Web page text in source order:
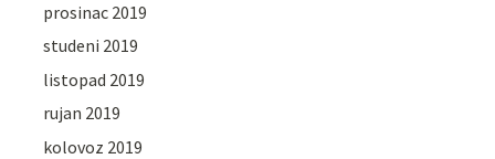
prosinac 2019
studeni 2019
listopad 2019
rujan 2019
kolovoz 2019